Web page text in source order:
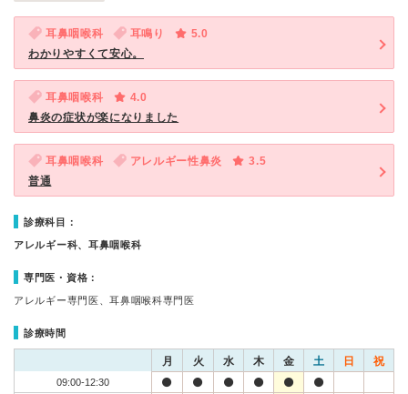
耳鼻咽喉科 耳鳴り
5.0
わかりやすくて安心。
耳鼻咽喉科
4.0
鼻炎の症状が楽になりました
耳鼻咽喉科 アレルギー性鼻炎
3.5
普通
診療科目：
アレルギー科、耳鼻咽喉科
専門医・資格：
アレルギー専門医、耳鼻咽喉科専門医
診療時間
月 火 水 木 金 土 日 祝
09:00-12:30